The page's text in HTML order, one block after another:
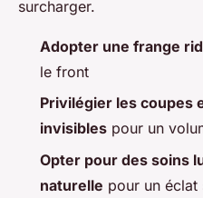
surcharger.
Adopter une frange
le front
Privilégier les coupes
invisibles pour un
Opter pour des soins
naturelle pour un éclat